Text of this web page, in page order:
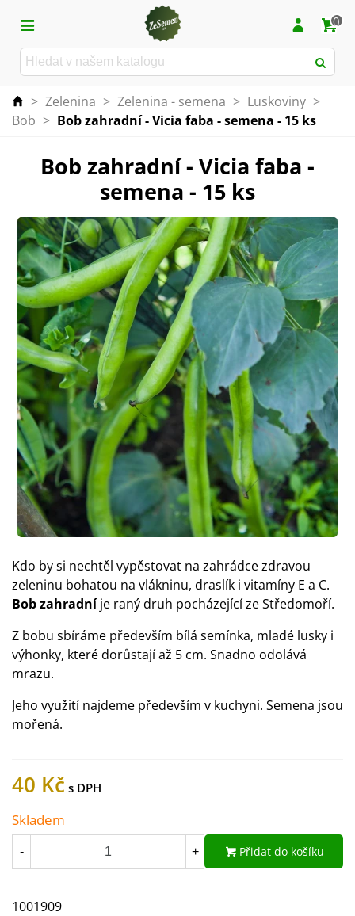
0
> Zelenina > Zelenina - semena > Luskoviny >
Bob > Bob zahradní - Vicia faba - semena - 15 ks
Bob zahradní - Vicia faba -
semena - 15 ks
Kdo by si nechtěl vypěstovat na zahrádce zdravou
zeleninu bohatou na vlákninu, draslík i vitamíny E a C.
Bob zahradníje raný druh pocházející ze Středomoří.
Z bobu sbíráme především bílá semínka, mladé lusky i
výhonky, které dorůstají až 5 cm. Snadno odolává
mrazu.
Jeho využití najdeme především v kuchyni. Semena jsou
mořená.
40 Kč
Skladem
- + Přidat do košíku
1001909